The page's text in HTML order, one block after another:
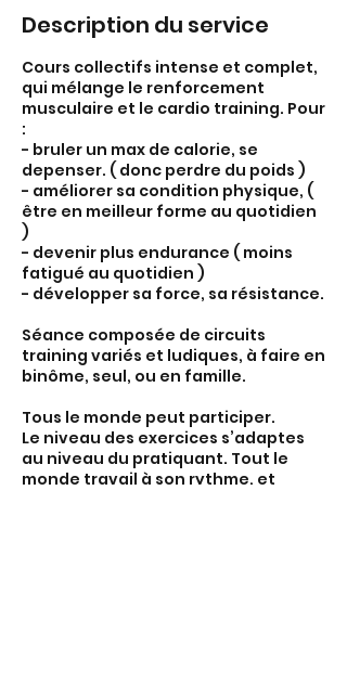
Description du service
Cours collectifs intense et complet,
qui mélange le renforcement
musculaire et le cardio training. Pour
:
- bruler un max de calorie, se
depenser. ( donc perdre du poids )
- améliorer sa condition physique, (
être en meilleur forme au quotidien
)
- devenir plus endurance ( moins
fatigué au quotidien )
- développer sa force, sa résistance.
Séance composée de circuits
training variés et ludiques, à faire en
binôme, seul, ou en famille.
Tous le monde peut participer.
Le niveau des exercices s’adaptes
au niveau du pratiquant. Tout le
monde travail à son rythme, et